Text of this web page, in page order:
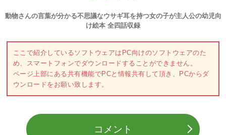
動物さんの言葉が分かる不思議なウサギ耳を持つ女の子が主人公の幼児向
け絵本 全四話収録
ここで紹介しているソフトウェアはPC向けのソフトウェアのた
め、スマートフォンでダウンロードすることができません。
ページ上部にある共有機能でPCと情報共有して頂き、PCからダ
ウンロードをお願い致します。
コメント